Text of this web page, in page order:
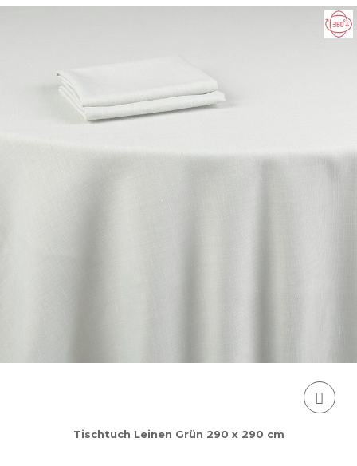
Tischtuch Leinen Grün 290 x 290 cm